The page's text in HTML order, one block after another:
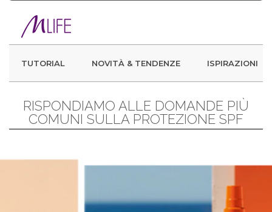
TUTORIAL NOVITÀ & TENDENZE ISPIRAZIONI
RISPONDIAMO ALLE DOMANDE PIÙ
COMUNI SULLA PROTEZIONE SPF